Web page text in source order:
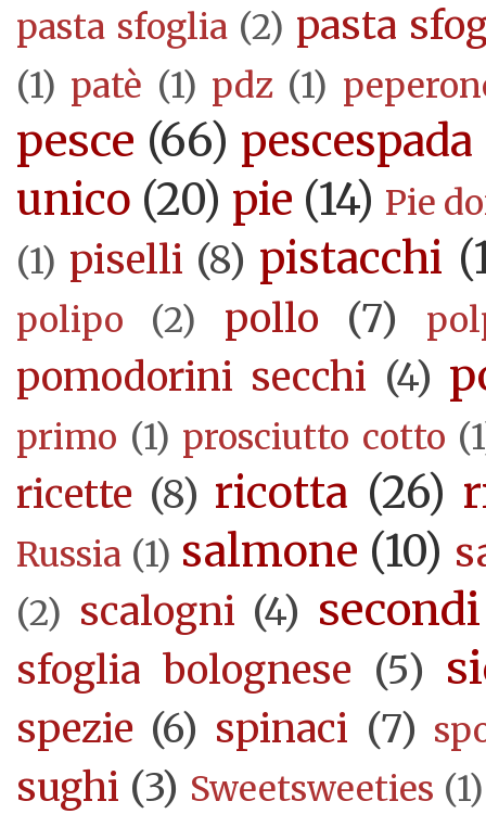
pasta sfoglia (2) pasta
(1) patè (1) pdz (1)
pesce (66) pescespada
unico (20) pie (14) Pie
(1) piselli (8) pistacchi
polipo (2) pollo (7)
pomodorini secchi (4)
primo (1) prosciutto cotto
ricette (8) ricotta (26)
Russia (1) salmone (10)
(2) scalogni (4) secondi
sfoglia bolognese (5)
spezie (6) spinaci (7)
sughi (3) Sweetsweeties (1)